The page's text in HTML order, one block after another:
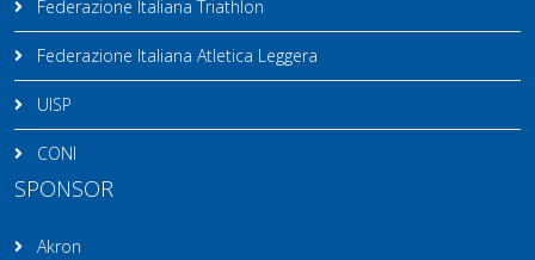
Federazione Italiana Triathlon
Federazione Italiana Atletica Leggera
UISP
CONI
SPONSOR
Akron